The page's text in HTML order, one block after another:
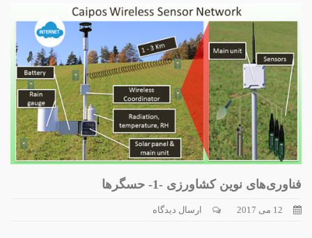
فناوری‌های نوین کشاورزی -1- حسگرها
12 می 2017 ارسال دیدگاه